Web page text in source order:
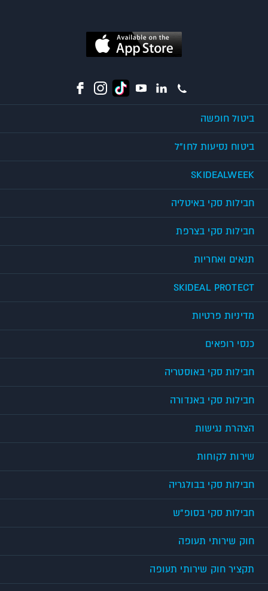
ביטול חופשה
ביטוח נסיעות לחו"ל
SKIDEALWEEK
חבילות סקי באיטליה
חבילות סקי בצרפת
תנאים ואחריות
SKIDEAL PROTECT
מדיניות פרטיות
כנסי רופאים
חבילות סקי באוסטריה
חבילות סקי באנדורה
הצהרת נגישות
שירות לקוחות
חבילות סקי בבולגריה
חבילות סקי בסופ"ש
חוק שירותי תעופה
תקציר חוק שירותי תעופה